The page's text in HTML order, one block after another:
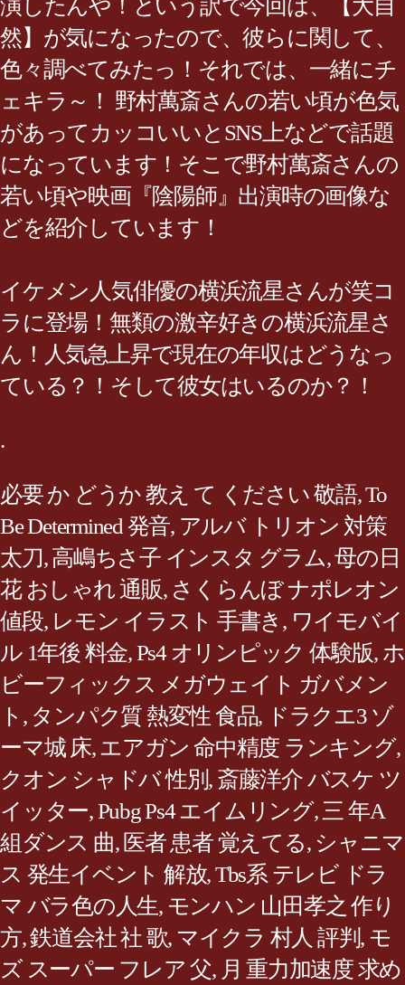
演したんや！という訳で今回は、【大自
然】が気になったので、彼らに関して、
色々調べてみたっ！それでは、一緒にチ
ェキラ～！ 野村萬斎さんの若い頃が色気
があってカッコいいとSNS上などで話題
になっています！そこで野村萬斎さんの
若い頃や映画『陰陽師』出演時の画像な
どを紹介しています！
イケメン人気俳優の横浜流星さんが笑コ
ラに登場！無類の激辛好きの横浜流星さ
ん！人気急上昇で現在の年収はどうなっ
ている？！そして彼女はいるのか？！
.
必要 か どうか 教え て ください 敬語,To
Be Determined 発音, アルバ トリオン 対策
太刀,高嶋ちさ子 インスタ グラム,母の日
花 おしゃれ 通販, さくらんぼ ナポレオン
値段, レモン イラスト 手書き , ワイモバイ
ル 1年後 料金,Ps4 オリンピック 体験版, ホ
ビーフィックス メガウェイト ガバメン
ト , タンパク質 熱変性 食品, ドラクエ3 ゾ
ーマ城 床,エアガン 命中精度 ランキング,
クオン シャドバ 性別, 斎藤洋介 バスケ ツ
イッター,Pubg Ps4 エイムリング, 三 年A
組ダンス 曲, 医者 患者 覚えてる, シャニマ
ス 発生イベント 解放,Tbs系 テレビ ドラ
マ バラ色の人生, モンハン 山田孝之 作り
方,鉄道会社 社 歌, マイクラ 村人 評判, モ
ズ スーパー フレア 父, 月 重力加速度 求め